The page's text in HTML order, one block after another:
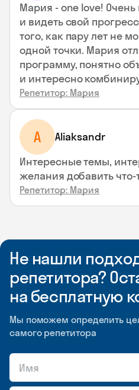
Мария - one love!
и видеть свой
того, как пару лет не
одной точки. Мария
программу, понятно
и интересно
Репетитор: Мария
A Aliaksandr
Интересные темы,
желания добавить что-
Репетитор: Мария
Не нашли
репетитора?
на бесплатную
Мы поможем определить
самого репетитора